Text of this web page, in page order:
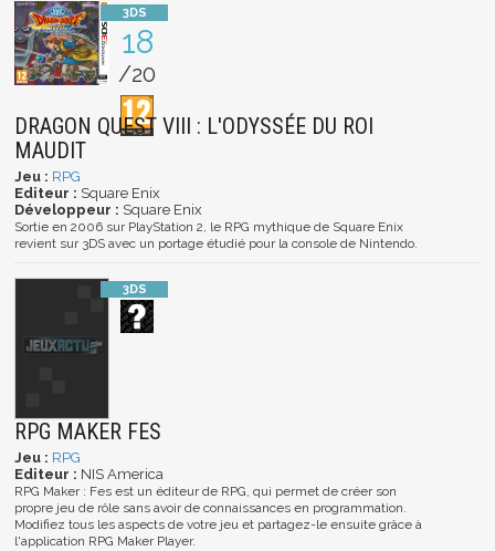
18
/20
DRAGON QUEST VIII : L'ODYSSÉE DU ROI
MAUDIT
Jeu : RPG
Editeur : Square Enix
Développeur : Square Enix
Sortie en 2006 sur PlayStation 2, le RPG mythique de Square Enix
revient sur 3DS avec un portage étudié pour la console de Nintendo.
RPG MAKER FES
Jeu : RPG
Editeur : NIS America
RPG Maker : Fes est un éditeur de RPG, qui permet de créer son
propre jeu de rôle sans avoir de connaissances en programmation.
Modifiez tous les aspects de votre jeu et partagez-le ensuite grâce à
l'application RPG Maker Player.